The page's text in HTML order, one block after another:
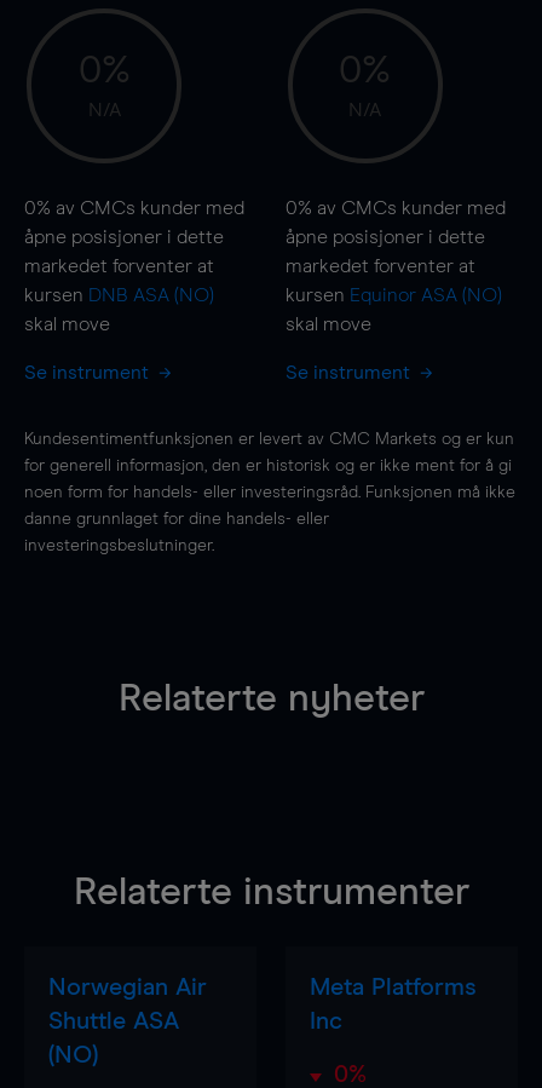
0%
N/A
0% av CMCs kunder med
åpne posisjoner i dette
markedet forventer at
kursen DNB ASA (NO)
skal move
Se instrument
0%
N/A
0% av CMCs kunder med
åpne posisjoner i dette
markedet forventer at
kursen Equinor ASA (NO)
skal move
Se instrument
Kundesentimentfunksjonen er levert av CMC Markets og er kun
for generell informasjon, den er historisk og er ikke ment for å gi
noen form for handels- eller investeringsråd. Funksjonen må ikke
danne grunnlaget for dine handels- eller
investeringsbeslutninger.
Relaterte nyheter
Relaterte instrumenter
Norwegian Air
Shuttle ASA
(NO)
Meta Platforms
Inc
0%